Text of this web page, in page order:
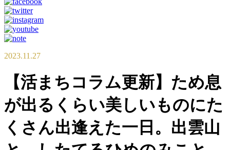
2023.11.27
【活まちコラム更新】ため息
が出るくらい美しいものにた
くさん出逢えた一日。出雲山